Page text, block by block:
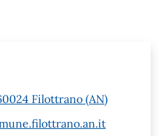
Filottrano (AN)